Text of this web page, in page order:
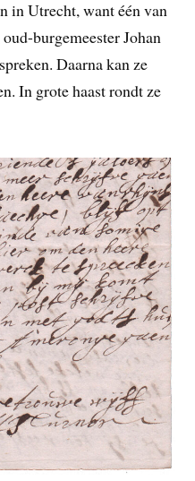
in Utrecht, want één van
burgemeester Johan
Daarna kan ze
In grote haast rondt ze